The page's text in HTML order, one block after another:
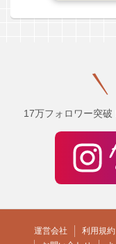
17万フォロワー突破
運営会社 利用規約